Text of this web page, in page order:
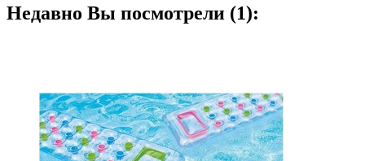
Недавно Вы посмотрели (1):